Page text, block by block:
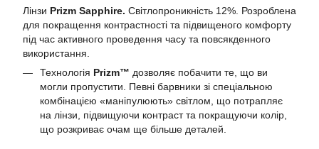
Лінзи Prizm Sapphire. Світлопроникність 12%. Розроблена
для покращення контрастності та підвищеного комфорту
під час активного проведення часу та повсякденного
використання.
Технологія Prizm™ дозволяє побачити те, що ви
могли пропустити. Певні барвники зі спеціальною
комбінацією «маніпулюють» світлом, що потрапляє
на лінзи, підвищуючи контраст та покращуючи колір,
що розкриває очам ще більше деталей.